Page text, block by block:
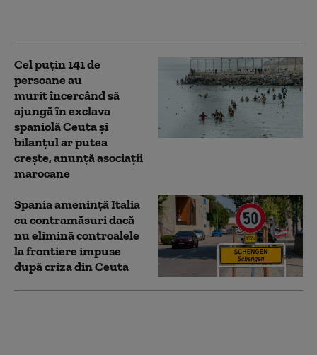
Cel puţin 141 de
persoane au
murit încercând să
ajungă în exclava
spaniolă Ceuta şi
bilanţul ar putea
creşte, anunță asociații
marocane
Spania ameninţă Italia
cu contramăsuri dacă
nu elimină controalele
la frontiere impuse
după criza din Ceuta